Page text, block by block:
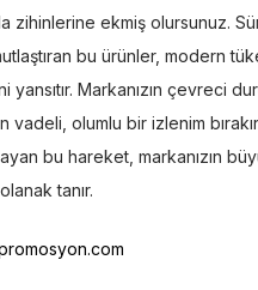
zihinlerine ekmiş olursunuz.
bu ürünler, modern
Markanızın çevreci
vadeli, olumlu bir izlenim
bu hareket, markanızın
tanır.